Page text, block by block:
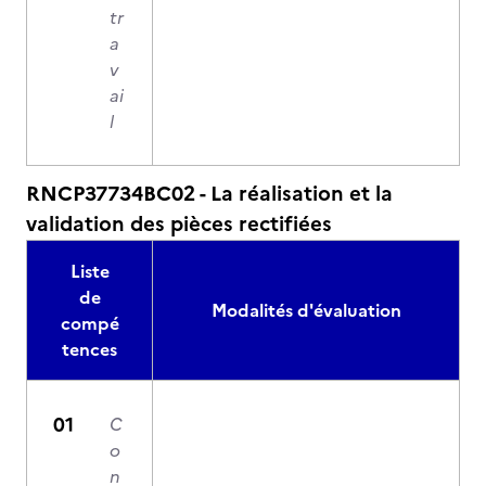
tr
a
v
ai
l
RNCP37734BC02 - La réalisation et la
validation des pièces rectifiées
Liste
de
compé
tences
Modalités d'évaluation
C
o
n